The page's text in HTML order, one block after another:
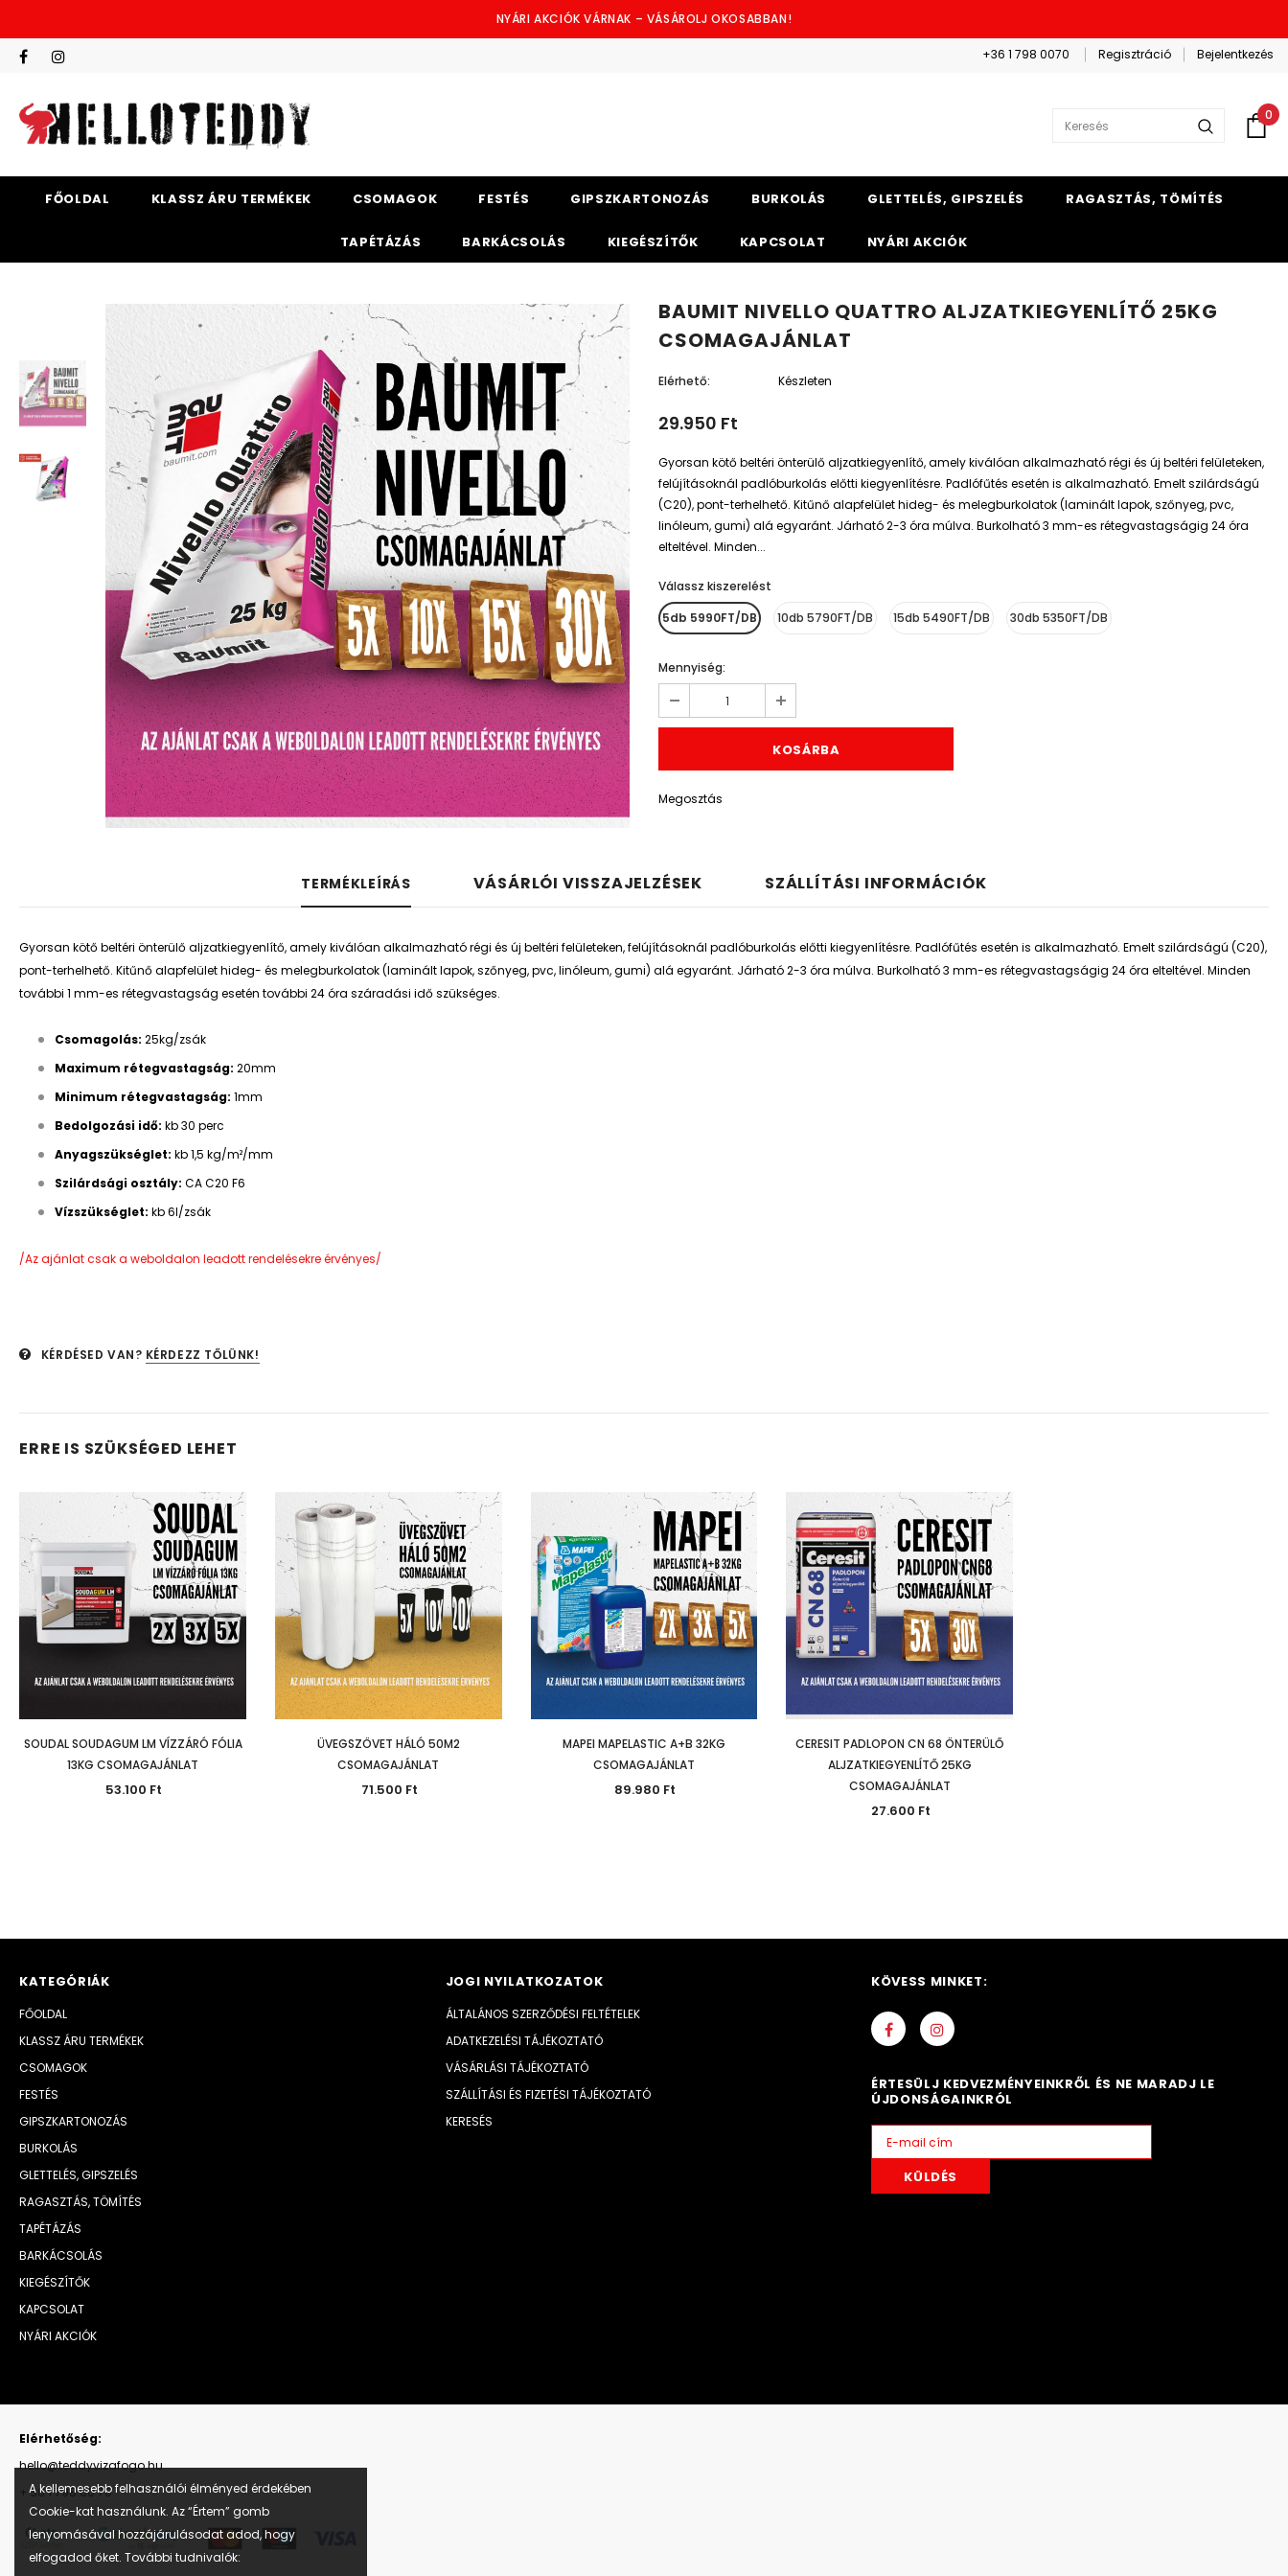
NYÁRI AKCIÓK VÁRNAK – VÁSÁROLJ OKOSABBAN!
+36 1 798 0070 Regisztráció Bejelentkezés
0
FŐOLDAL KLASSZ ÁRU TERMÉKEK CSOMAGOK FESTÉS GIPSZKARTONOZÁS BURKOLÁS GLETTELÉS, GIPSZELÉS RAGASZTÁS, TÖMÍTÉS
TAPÉTÁZÁS BARKÁCSOLÁS KIEGÉSZÍTŐK KAPCSOLAT NYÁRI AKCIÓK
BAUMIT NIVELLO QUATTRO ALJZATKIEGYENLÍTŐ 25KG
CSOMAGAJÁNLAT
Elérhető: Készleten
29.950 Ft
Gyorsan kötő beltéri önterülő aljzatkiegyenlítő, amely kiválóan alkalmazható régi és új beltéri felületeken,
felújításoknál padlóburkolás előtti kiegyenlítésre. Padlófűtés esetén is alkalmazható. Emelt szilárdságú
(C20), pont-terhelhető. Kitűnő alapfelület hideg- és melegburkolatok (laminált lapok, szőnyeg, pvc,
linóleum, gumi) alá egyaránt. Járható 2-3 óra múlva. Burkolható 3 mm-es rétegvastagságig 24 óra
elteltével. Minden...
Válassz kiszerelést
5db 5990FT/DB
10db 5790FT/DB 15db 5490FT/DB 30db 5350FT/DB
Mennyiség:
Megosztás
TERMÉKLEÍRÁS VÁSÁRLÓI VISSZAJELZÉSEK SZÁLLÍTÁSI INFORMÁCIÓK
Gyorsan kötő beltéri önterülő aljzatkiegyenlítő, amely kiválóan alkalmazható régi és új beltéri felületeken, felújításoknál padlóburkolás előtti kiegyenlítésre. Padlófűtés esetén is alkalmazható. Emelt szilárdságú (C20),
pont-terhelhető. Kitűnő alapfelület hideg- és melegburkolatok (laminált lapok, szőnyeg, pvc, linóleum, gumi) alá egyaránt. Járható 2-3 óra múlva. Burkolható 3 mm-es rétegvastagságig 24 óra elteltével. Minden
további 1 mm-es rétegvastagság esetén további 24 óra száradási idő szükséges.
Csomagolás:25kg/zsák
Maximum rétegvastagság: 20mm
Minimum rétegvastagság: 1mm
Bedolgozási idő: kb 30 perc
Anyagszükséglet: kb1,5 kg/m²/mm
Szilárdsági osztály:CA C20 F6
Vízszükséglet: kb 6l/zsák
/Az ajánlat csak a weboldalon leadott rendelésekre érvényes/
KÉRDÉSED VAN? KÉRDEZZ TŐLÜNK!
ERRE IS SZÜKSÉGED LEHET
SOUDAL SOUDAGUM LM VÍZZÁRÓ FÓLIA
13KG CSOMAGAJÁNLAT
53.100 Ft
ÜVEGSZÖVET HÁLÓ 50M2
CSOMAGAJÁNLAT
71.500 Ft
MAPEI MAPELASTIC A+B 32KG
CSOMAGAJÁNLAT
89.980 Ft
CERESIT PADLOPON CN 68 ÖNTERÜLŐ
ALJZATKIEGYENLÍTŐ 25KG
CSOMAGAJÁNLAT
27.600 Ft
A kellemesebb felhasználói élményed érdekében
Cookie-kat használunk. Az “Értem” gomb
lenyomásával hozzájárulásodat adod, hogy
elfogadod őket. További tudnivalók:
KATEGÓRIÁK
FŐOLDAL
KLASSZ ÁRU TERMÉKEK
CSOMAGOK
FESTÉS
GIPSZKARTONOZÁS
BURKOLÁS
GLETTELÉS, GIPSZELÉS
RAGASZTÁS, TÖMÍTÉS
TAPÉTÁZÁS
BARKÁCSOLÁS
KIEGÉSZÍTŐK
KAPCSOLAT
NYÁRI AKCIÓK
JOGI NYILATKOZATOK
ÁLTALÁNOS SZERZŐDÉSI FELTÉTELEK
ADATKEZELÉSI TÁJÉKOZTATÓ
VÁSÁRLÁSI TÁJÉKOZTATÓ
SZÁLLÍTÁSI ÉS FIZETÉSI TÁJÉKOZTATÓ
KERESÉS
KÖVESS MINKET:
ÉRTESÜLJ KEDVEZMÉNYEINKRŐL ÉS NE MARADJ LE
ÚJDONSÁGAINKRÓL
Elérhetőség:
hello@teddyvizafogo.hu
+ 36 1 798 00 70